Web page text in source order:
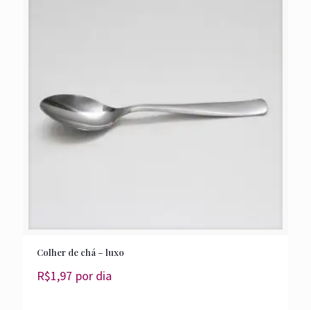
Colher de chá – luxo
R$1,97 por dia